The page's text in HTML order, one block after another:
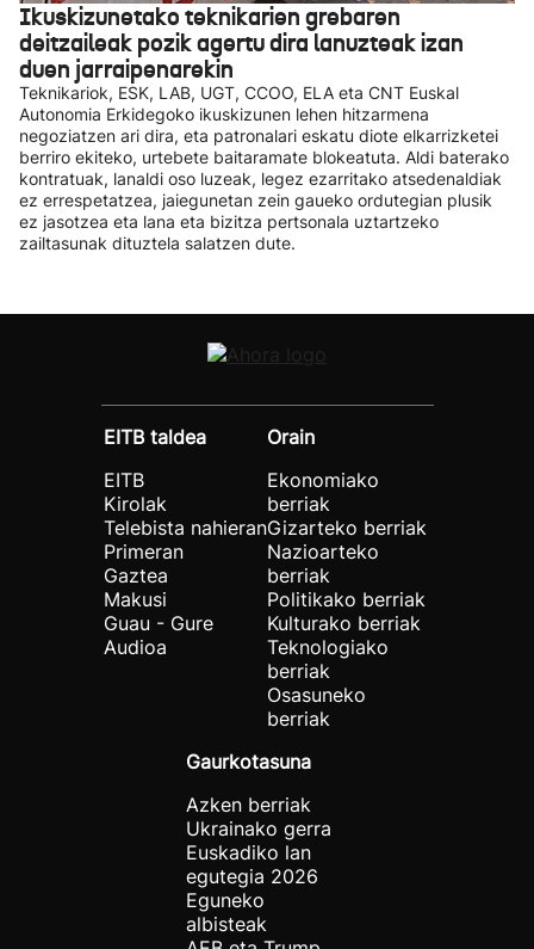
Ikuskizunetako teknikarien grebaren
deitzaileak pozik agertu dira lanuzteak izan
duen jarraipenarekin
Teknikariok, ESK, LAB, UGT, CCOO, ELA eta CNT Euskal
Autonomia Erkidegoko ikuskizunen lehen hitzarmena
negoziatzen ari dira, eta patronalari eskatu diote elkarrizketei
berriro ekiteko, urtebete baitaramate blokeatuta. Aldi baterako
kontratuak, lanaldi oso luzeak, legez ezarritako atsedenaldiak
ez errespetatzea, jaiegunetan zein gaueko ordutegian plusik
ez jasotzea eta lana eta bizitza pertsonala uztartzeko
zailtasunak dituztela salatzen dute.
EITB taldea
EITB
Kirolak
Telebista nahieran
Primeran
Gaztea
Makusi
Guau - Gure
Audioa
Orain
Ekonomiako
berriak
Gizarteko berriak
Nazioarteko
berriak
Politikako berriak
Kulturako berriak
Teknologiako
berriak
Osasuneko
berriak
Gaurkotasuna
Azken berriak
Ukrainako gerra
Euskadiko lan
egutegia 2026
Eguneko
albisteak